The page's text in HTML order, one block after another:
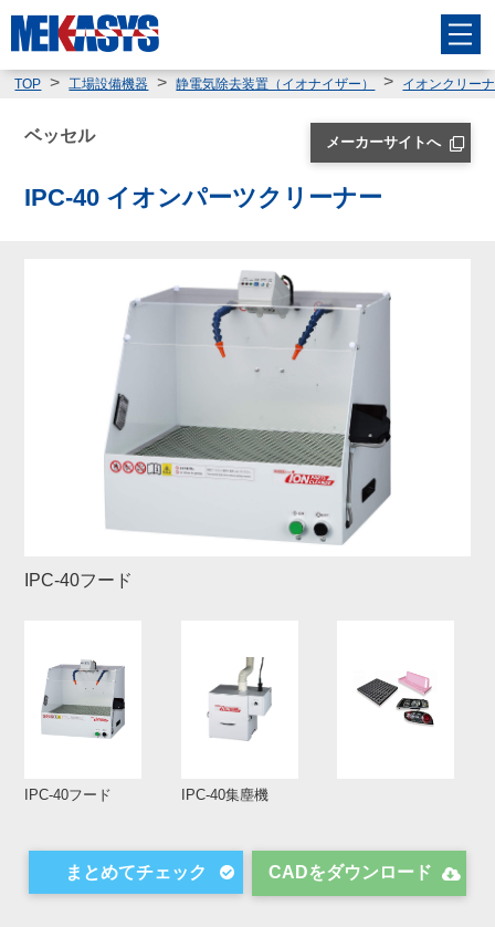
TOP 工場設備機器 静電気除去装置（イオナイザー） イオンクリー
ベッセル メーカーサイトへ
IPC-40 イオンパーツクリーナー
IPC-40フード
IPC-40フード IPC-40集塵機
CADをダウンロード